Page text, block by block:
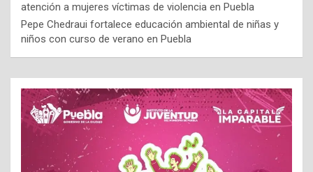
atención a mujeres víctimas de violencia en Puebla
Pepe Chedraui fortalece educación ambiental de niñas y
niños con curso de verano en Puebla